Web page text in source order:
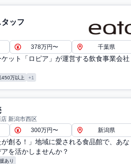
ッフ
378万円〜 千葉県
ット「ロピア」が運営する飲食事業会社
450万以上 +1
新潟市西区
300万円〜 新潟県
が創る！」地域に愛される食品館で、あな
を活かしませんか？
あり